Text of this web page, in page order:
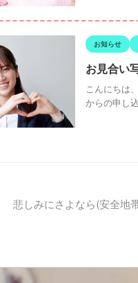
お知らせ
お見合い
こんにちは
からの申し
悲しみにさよなら(安全地